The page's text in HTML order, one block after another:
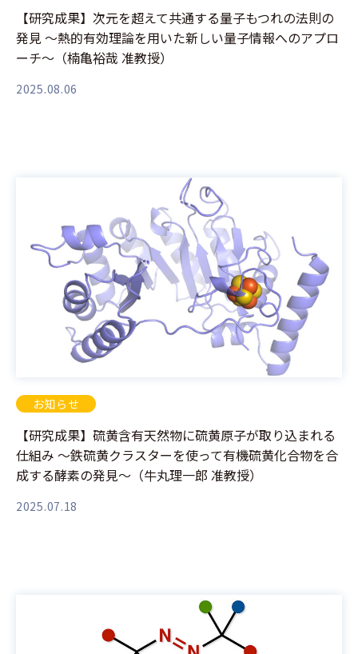
【研究成果】次元を超えて共通する量子もつれの法則の
発見 ～熱的有効理論を用いた新しい量子情報へのアプロ
ーチ～（楠亀裕哉 准教授）
2025.08.06
お知らせ
【研究成果】硫黄含有天然物に硫黄原子が取り込まれる
仕組み 〜鉄硫黄クラスターを使って有機硫黄化合物を合
成する酵素の発見〜（牛丸理一郎 准教授）
2025.07.18